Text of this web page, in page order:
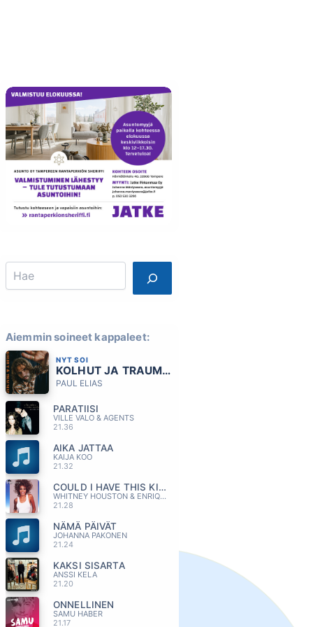
Search
Aiemmin soineet kappaleet:
NYT SOI
KOLHUT JA TRAUMAT
PAUL ELIAS
PARATIISI
VILLE VALO & AGENTS
21.36
AIKA JATTAA
KAIJA KOO
21.32
COULD I HAVE THIS KISS FOREVER
WHITNEY HOUSTON & ENRIQUE IGLESIAS
21.28
NÄMÄ PÄIVÄT
JOHANNA PAKONEN
21.24
KAKSI SISARTA
ANSSI KELA
21.20
ONNELLINEN
SAMU HABER
21.17